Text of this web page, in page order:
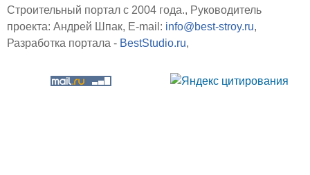
Строительный портал с 2004 года.
Руководитель
проекта: Андрей Шпак E-mail: info@best-stroy.ru
Разработка портала - BestStudio.ru